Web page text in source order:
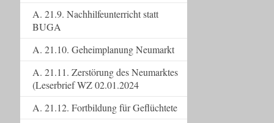
A. 21.9. Nachhilfeunterricht statt
BUGA
A. 21.10. Geheimplanung Neumarkt
A. 21.11. Zerstörung des Neumarktes
(Leserbrief WZ 02.01.2024
A. 21.12. Fortbildung für Geflüchtete